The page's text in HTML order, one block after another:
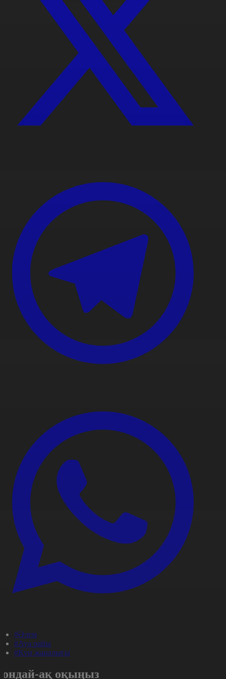
#Әлем
#Ауа райы
#Күн жаңалығы
ақ оқыңыз